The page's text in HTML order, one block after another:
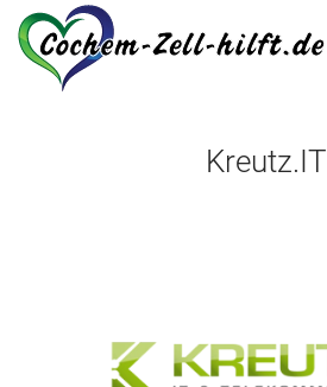
Zum Hauptinhalt springen
Kreutz.IT